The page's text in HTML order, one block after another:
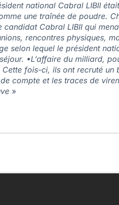
national Cabral LIBII
une traînée de poudre.
Cabral LIBII qui
rencontres physiques,
selon lequel le président
•L’affaire du milliard,
fois-ci, ils ont recruté un
compte et les traces de
»